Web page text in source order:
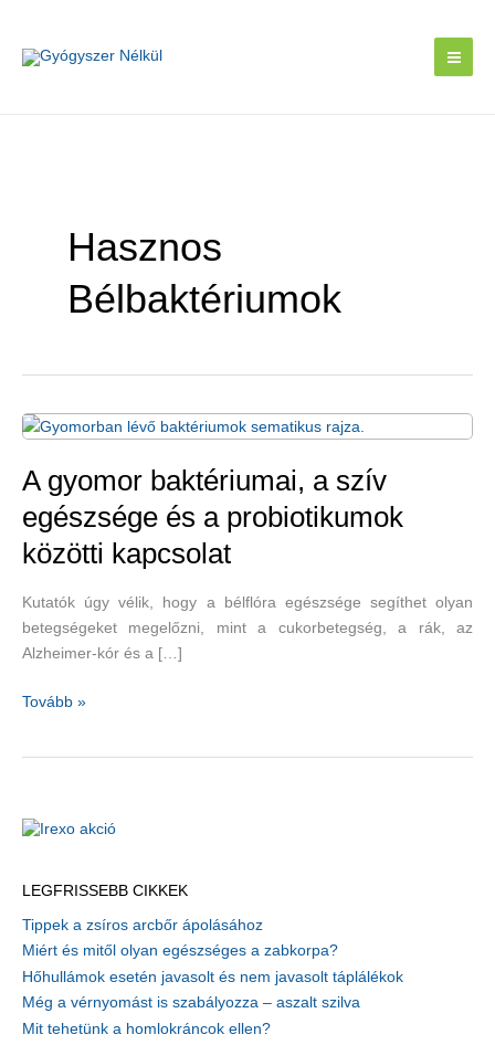
content
Hasznos
Bélbaktériumok
A gyomor baktériumai, a szív
egészsége és a probiotikumok
közötti kapcsolat
Kutatók úgy vélik, hogy a bélflóra egészsége segíthet olyan
betegségeket megelőzni, mint a cukorbetegség, a rák, az
Alzheimer-kór és a […]
A
egészsége
közötti
kapcsolat
Tovább »
LEGFRISSEBB CIKKEK
Tippek a zsíros arcbőr ápolásához
Miért és mitől olyan egészséges a zabkorpa?
Hőhullámok esetén javasolt és nem javasolt táplálékok
Még a vérnyomást is szabályozza – aszalt szilva
Mit tehetünk a homlokráncok ellen?